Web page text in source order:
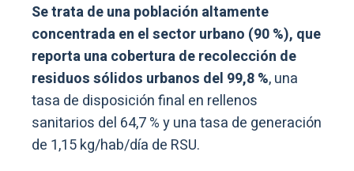
Se trata de una población altamente
concentrada en el sector urbano (90 %), que
reporta una cobertura de recolección de
residuos sólidos urbanos del 99,8 %, una
tasa de disposición final en rellenos
sanitarios del 64,7 % y una tasa de generación
de 1,15 kg/hab/día de RSU.